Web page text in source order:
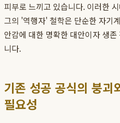
피부로 느끼고 있습니다. 이러한
그의 '역행자' 철학은 단순한 자기
안감에 대한 명확한 대안이자 생
니다.
기존 성공 공식의 붕괴
필요성